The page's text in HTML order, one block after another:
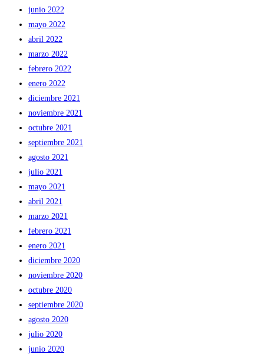
junio 2022
mayo 2022
abril 2022
marzo 2022
febrero 2022
enero 2022
diciembre 2021
noviembre 2021
octubre 2021
septiembre 2021
agosto 2021
julio 2021
mayo 2021
abril 2021
marzo 2021
febrero 2021
enero 2021
diciembre 2020
noviembre 2020
octubre 2020
septiembre 2020
agosto 2020
julio 2020
junio 2020